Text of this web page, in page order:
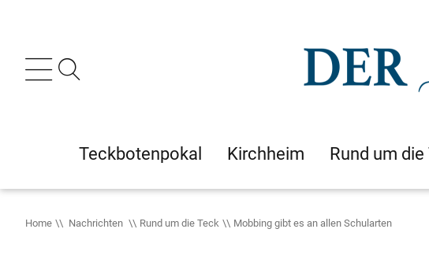
Teckbotenpokal Kirchheim Rund um
Home Nachrichten Rund um die Teck Mobbing gibt es an allen Schularten